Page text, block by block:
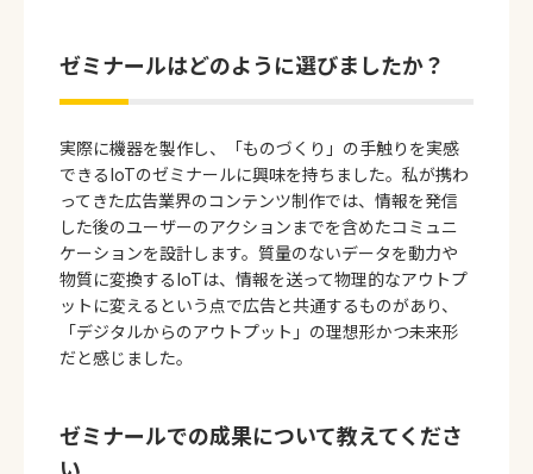
ゼミナールはどのように選びましたか？
実際に機器を製作し、「ものづくり」の手触りを実感
できるIoTのゼミナールに興味を持ちました。私が携わ
ってきた広告業界のコンテンツ制作では、情報を発信
した後のユーザーのアクションまでを含めたコミュニ
ケーションを設計します。質量のないデータを動力や
物質に変換するIoTは、情報を送って物理的なアウトプ
ットに変えるという点で広告と共通するものがあり、
「デジタルからのアウトプット」の理想形かつ未来形
だと感じました。
ゼミナールでの成果について教えてくださ
い